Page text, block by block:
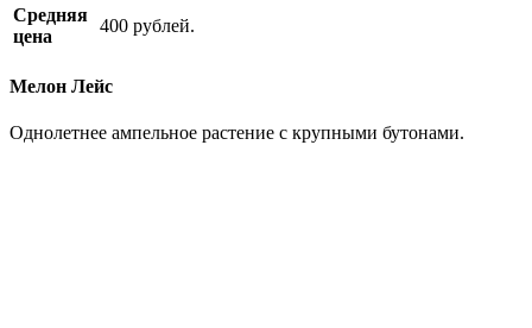
Средняя
цена
400 рублей.
Мелон Лейс
Однолетнее ампельное растение с крупными бутонами.